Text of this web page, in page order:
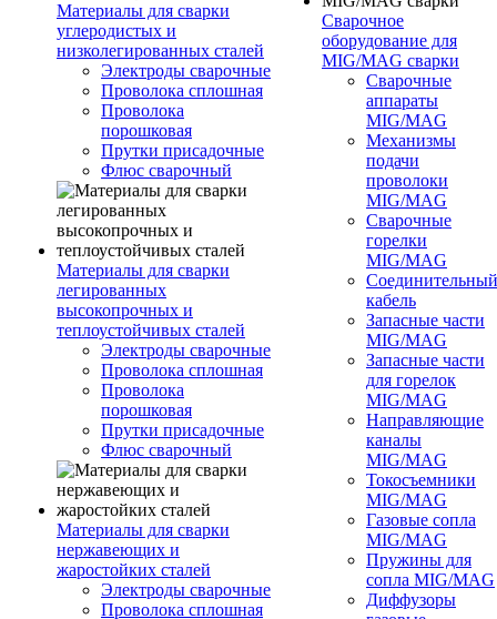
Материалы для сварки
углеродистых и
низколегированных сталей
Электроды сварочные
Проволока сплошная
Проволока
порошковая
Прутки присадочные
Флюс сварочный
Материалы для сварки
легированных
высокопрочных и
теплоустойчивых сталей
Электроды сварочные
Проволока сплошная
Проволока
порошковая
Прутки присадочные
Флюс сварочный
Материалы для сварки
нержавеющих и
жаростойких сталей
Электроды сварочные
Проволока сплошная
Сварочное
оборудование для
MIG/MAG сварки
Сварочные
аппараты
MIG/MAG
Механизмы
подачи
проволоки
MIG/MAG
Сварочные
горелки
MIG/MAG
Соединительный
кабель
Запасные части
MIG/MAG
Запасные части
для горелок
MIG/MAG
Направляющие
каналы
MIG/MAG
Токосъемники
MIG/MAG
Газовые сопла
MIG/MAG
Пружины для
сопла MIG/MAG
Диффузоры